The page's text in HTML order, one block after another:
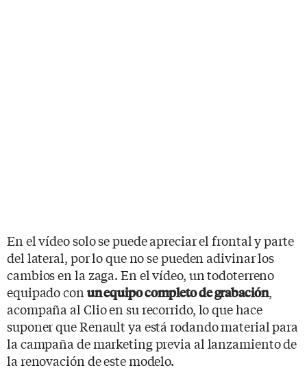
En el vídeo solo se puede apreciar el frontal y parte
del lateral, por lo que no se pueden adivinar los
cambios en la zaga. En el vídeo, un todoterreno
equipado con un equipo completo de grabación,
acompaña al Clio en su recorrido, lo que hace
suponer que Renault ya está rodando material para
la campaña de marketing previa al lanzamiento de
la renovación de este modelo.